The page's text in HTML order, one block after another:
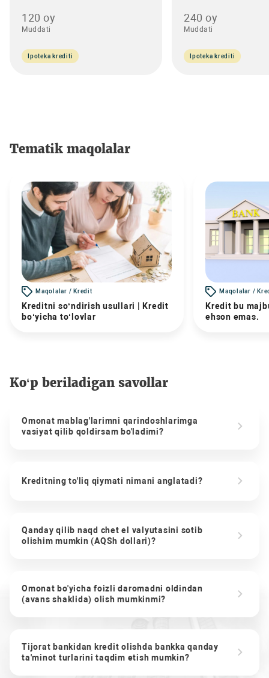
120 oy
Muddati
Ipoteka krediti
240 oy
Muddati
Ipoteka krediti
Tematik maqolalar
Maqolalar / Kredit
Kreditni so‘ndirish usullari | Kredit
bo‘yicha to‘lovlar
Maqolalar /
Kredit bu
ehson emas.
Ko‘p beriladigan savollar
Omonat mablag'larimni qarindoshlarimga
vasiyat qilib qoldirsam bo'ladimi?
Kreditning to'liq qiymati nimani anglatadi?
Qanday qilib naqd chet el valyutasini sotib
olishim mumkin (AQSh dollari)?
Omonat bo'yicha foizli daromadni oldindan
(avans shaklida) olish mumkinmi?
Tijorat bankidan kredit olishda bankka qanday
ta'minot turlarini taqdim etish mumkin?